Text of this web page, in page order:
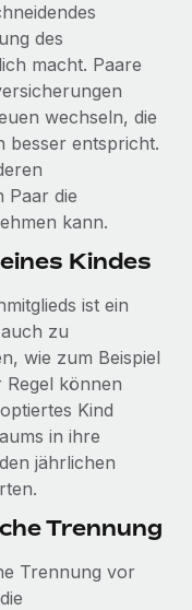
mit
Management
Unternehmen
in 19 Ländern
im Bereich der
des
macht. Paare
wechseln, die
besser entspricht.
Paar die
kann.
Kindes
ist ein
zu
wie zum Beispiel
können
Kind
in ihre
jährlichen
Trennung
Trennung vor